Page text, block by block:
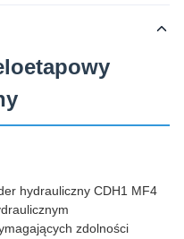
hydrauliczny CDH1 MF4
zdolności